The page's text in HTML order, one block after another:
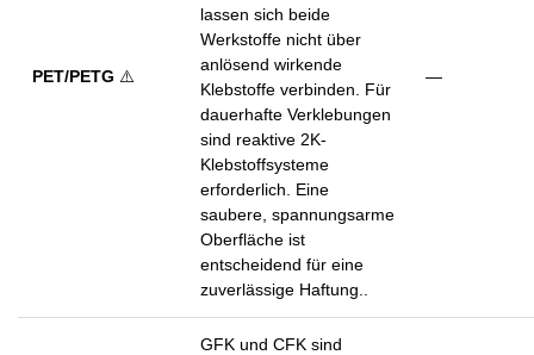
PET/PETG ⚠️
lassen sich beide
Werkstoffe nicht über
anlösend wirkende
Klebstoffe verbinden. Für
dauerhafte Verklebungen
sind reaktive 2K-
Klebstoffsysteme
erforderlich. Eine
saubere, spannungsarme
Oberfläche ist
entscheidend für eine
zuverlässige Haftung..
—
GFK und CFK sind